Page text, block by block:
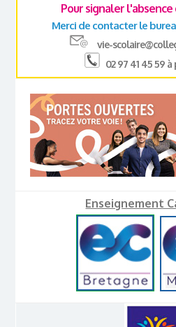
Pour signaler
Merci de contacter le
vie-
02 97 41 45 59
Enseignement